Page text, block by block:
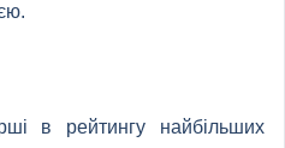
в рейтингу найбільших